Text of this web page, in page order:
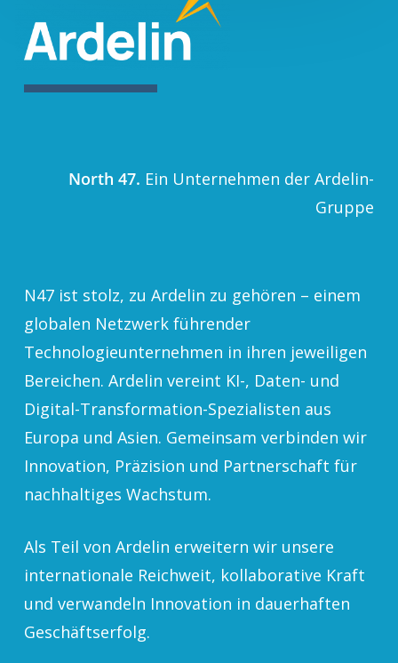
North 47. Ein Unternehmen der Ardelin-
Gruppe
N47 ist stolz, zu Ardelin zu gehören – einem
globalen Netzwerk führender
Technologieunternehmen in ihren jeweiligen
Bereichen. Ardelin vereint KI-, Daten- und
Digital-Transformation-Spezialisten aus
Europa und Asien. Gemeinsam verbinden wir
Innovation, Präzision und Partnerschaft für
nachhaltiges Wachstum.
Als Teil von Ardelin erweitern wir unsere
internationale Reichweit, kollaborative Kraft
und verwandeln Innovation in dauerhaften
Geschäftserfolg.